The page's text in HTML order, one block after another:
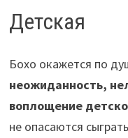
Детская
Бохо окажется по
неожиданность,
воплощение
не опасаются